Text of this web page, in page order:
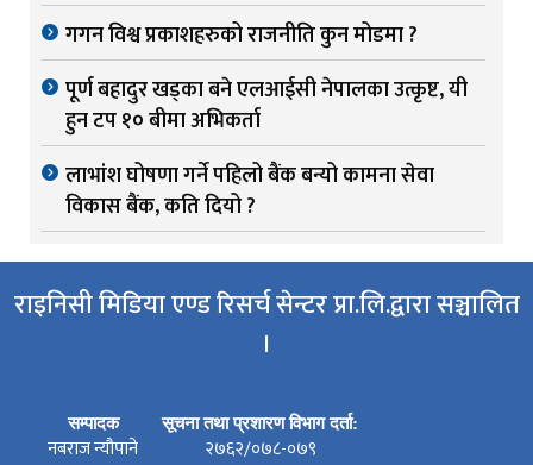
गगन विश्व प्रकाशहरुको राजनीति कुन मोडमा ?
पूर्ण बहादुर खड्का बने एलआईसी नेपालका उत्कृष्ट, यी
हुन टप १० बीमा अभिकर्ता
लाभांश घोषणा गर्ने पहिलो बैंक बन्यो कामना सेवा
विकास बैंक, कति दियो ?
राइनिसी मिडिया एण्ड रिसर्च सेन्टर प्रा.लि.द्वारा सञ्चालित
।
सम्पादक
नबराज न्यौपाने
सूचना तथा प्रशारण विभाग दर्ता:
२७६२/०७८-०७९